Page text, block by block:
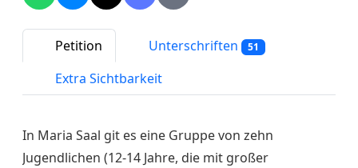
Petition Unterschriften 51
Extra Sichtbarkeit
In Maria Saal git es eine Gruppe von zehn
Jugendlichen (12-14 Jahre, die mit großer